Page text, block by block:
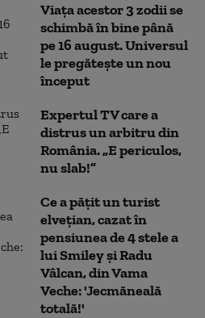
Viața acestor 3 zodii se
schimbă în bine până
pe 16 august. Universul
le pregătește un nou
început
Expertul TV care a
distrus un arbitru din
România. „E periculos,
nu slab!”
Ce a pățit un turist
elvețian, cazat în
pensiunea de 4 stele a
lui Smiley și Radu
Vâlcan, din Vama
Veche: 'Jecmăneală
totală!'